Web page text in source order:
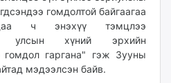
гомдолтой байгаагаа
ч энэхүү тэмцлээ
улсын хүний эрхийн
гомдол гаргана" гэж Зууны
мэдээлсэн байв.